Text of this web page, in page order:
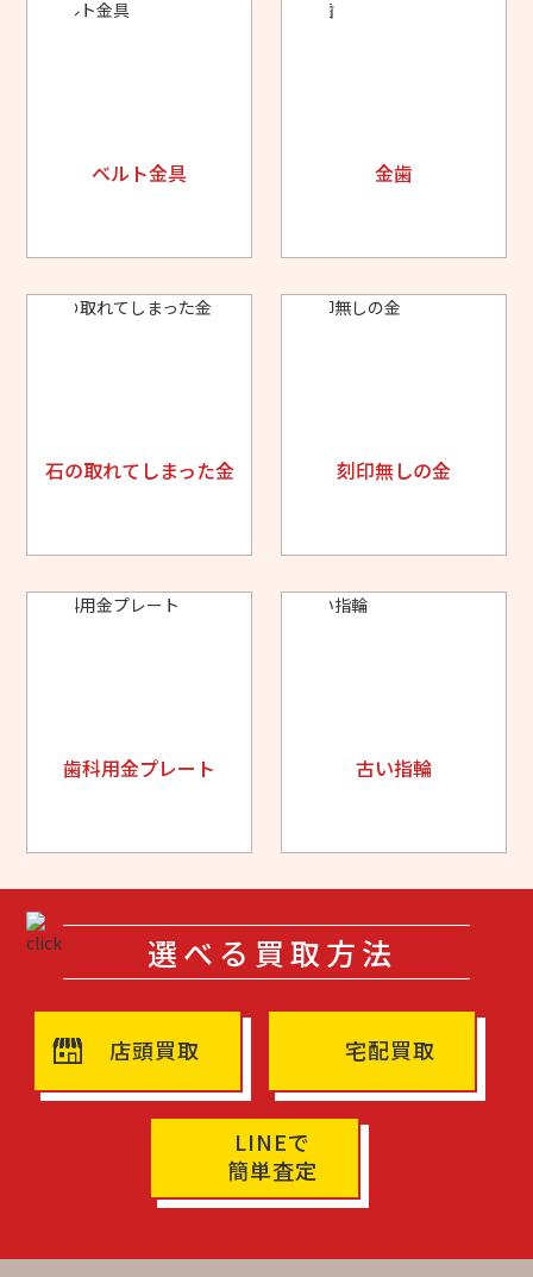
ベルト金具 金歯
石の取れてしまった金 刻印無しの金
歯科用金プレート 古い指輪
選べる買取方法
店頭買取 宅配買取
LINEで
簡単査定